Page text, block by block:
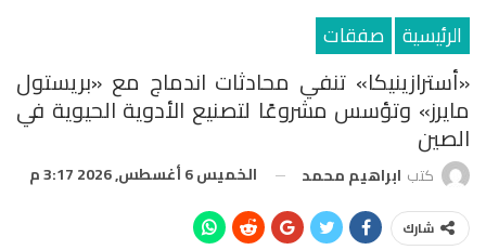
الرئيسية صفقات
«أسترازينيكا» تنفي محادثات اندماج مع «بريستول
مايرز» وتؤسس مشروعًا لتصنيع الأدوية الحيوية في
الصين
كتب ابراهيم محمد الخميس 6 أغسطس, 2026 3:17 م
شارك